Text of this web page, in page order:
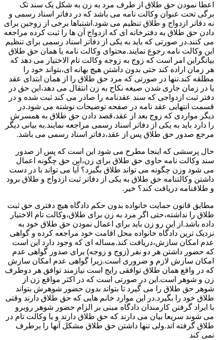
اعطا نمودن حق طلاق از طرف مرد به زن به شکل یک سند تک
برگی تحت عنوان وکالت نامه می باشد که در دفاتر اسناد رسمی و
نه دفاتر ازدواج و طلاق تنظیم می شود.اشتباها برخی از زوجین برای
دادن حق طلاق به دفترخانه ای که ازدواج آن ها را ثبت کرده مراجعه
می کنند.در صورتی که باید به یکی از دفاتر اسناد رسمی برای تنظیم
این وکالت نامه رجوع نمایند.محتوای وکالت نامه یا همان حق طلاق
بیانگراین امر است که زوج به زوجه وکالت تام الاختیار می دهد که
هر زمان اراده کند حتی بدون داشتن هیچ بهانه ای،بتواند خود را
مطلقه کند.تنها در صورتی که مرد حق طلاق را از همان ابتدای عقد
یا در زمان جاری شدن صیغه نکاح به زن انتقال می دهد،این حق در
دفتر ثبت ازدواجی که سند عقدنامه را صادر می کند ثبت شده و در
قسمت انتهایی عقد نامه در صفحه توضیحات نوشته می شود.در
دیگر مواردی که زوج بعد از عقد،قصد دادن حق طلاق به همسرش
را دارد باید به یکی از دفاتر اسناد رسمی مراجعه نمایند.به بیانی دیگر
مرجع صدور حق طلاق پس از عقد،دفاتر اسناد رسمی می باشد.
حال پرسشی که اینجا مطرح می شود این است که پس از صدور
سند وکالت نامه حاوی حق طلاق برای زن،این حق چگونه اعمال
می شود وزن چگونه می تواند طلاق بگیرد؟ آیا می تواند با در دست
داشتن وکالتنامه حق طلاق به یکی از دفاتر ثبت ازدواج و طلاق برود
و طلاقنامه دریافت کند؟ خیر.
مطابق قانون حمایت خانواده بدون حکم دادگاه هیچ دفتری حق ثبت
طلاق را نداشته،حتی اگر مرد به زن برای طلاق،وکالت تام الاختیار
داده باشد.از این رو زن باید برای اعمال نمودن حق طلاق خود به
نزدیک ترین دادگاه خانواده محل اقامت خود مراجعه کرده و گواهی
عدم امکان سازش،دریافت کند.مساله ای که وجود دارد این است
که حضور داشتن هر دو نفر (زوج و زوجه) برای صدور گواهی عدم
امکان سازش لازم و ضروری است.زیرا گواهی عدم امکان سازش
که در واقع همان طلاق توافقی رایج است نیازمند توافق هر دوطرف
زن و شوهر است.این در صورتی است که در اکثر مواقع زن از
شوهر حق طلاق را می گیرد تا بتواند بدون حضور شوهرش بتواند
طلاق خود را بگیرد.در این موارد خانم هایی که حق طلاق دارند وقتی
با ایراد گرفتن کارمندان دادگاه مبنی بر الزام حضور شوهر روبرو
می شوند سریعا بیان می دارند که حق طلاق دارند و یا وکالت تام در
طلاق گرفته اند.ولی تنها داشتن حق طلاق مشکل آنها را برطرف
نمی کند